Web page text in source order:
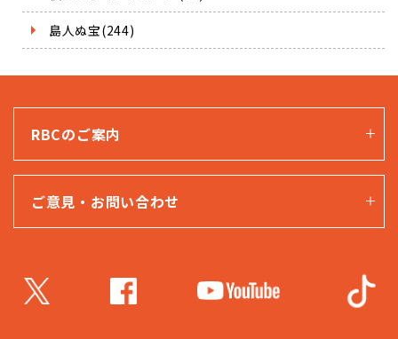
島人ぬ宝(244)
RBCのご案内
ご意見・お問い合わせ